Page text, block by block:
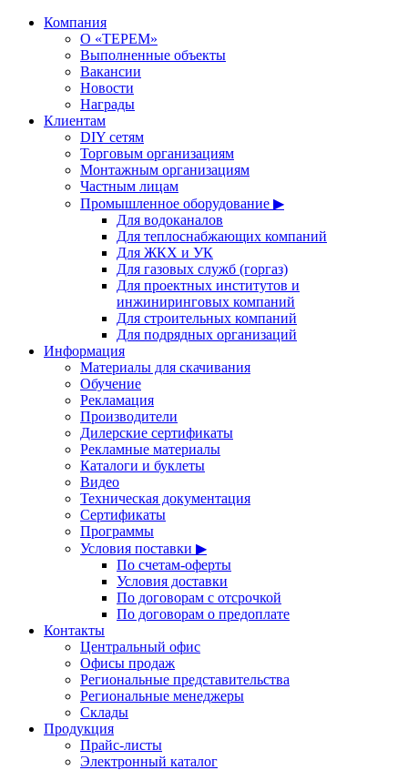
Компания
О «ТЕРЕМ»
Выполненные объекты
Вакансии
Новости
Награды
Клиентам
DIY сетям
Торговым организациям
Монтажным организациям
Частным лицам
Промышленное оборудование ▶
Для водоканалов
Для теплоснабжающих компаний
Для ЖКХ и УК
Для газовых служб (горгаз)
Для проектных институтов и
инжиниринговых компаний
Для строительных компаний
Для подрядных организаций
Информация
Материалы для скачивания
Обучение
Рекламация
Производители
Дилерские сертификаты
Рекламные материалы
Каталоги и буклеты
Видео
Техническая документация
Сертификаты
Программы
Условия поставки ▶
По счетам-оферты
Условия доставки
По договорам с отсрочкой
По договорам о предоплате
Контакты
Центральный офис
Офисы продаж
Региональные представительства
Региональные менеджеры
Склады
Продукция
Прайс-листы
Электронный каталог